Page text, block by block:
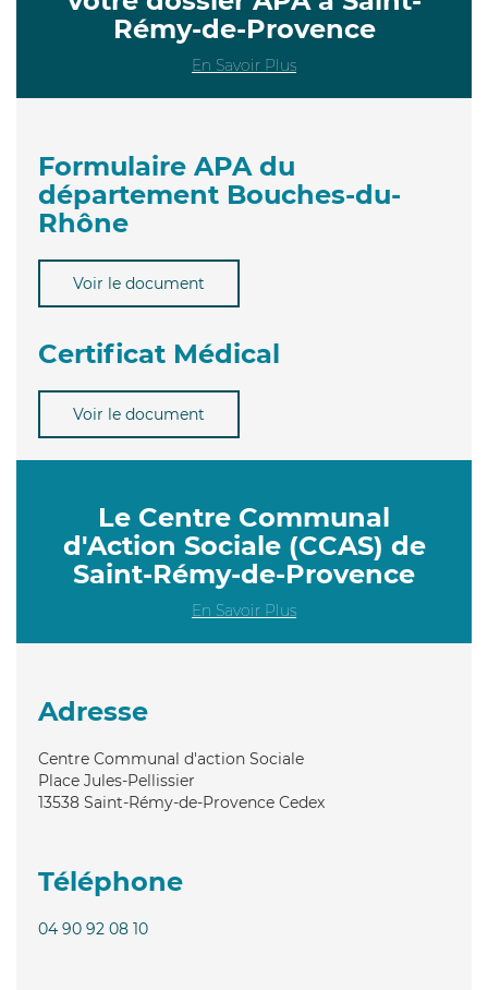
Rémy-de-Provence
En Savoir Plus
Formulaire APA du
département Bouches-du-
Rhône
Voir le document
Certificat Médical
Voir le document
Le Centre Communal
d'Action Sociale (CCAS) de
Saint-Rémy-de-Provence
En Savoir Plus
Adresse
Centre Communal d'action Sociale
Place Jules-Pellissier
13538 Saint-Rémy-de-Provence Cedex
Téléphone
04 90 92 08 10